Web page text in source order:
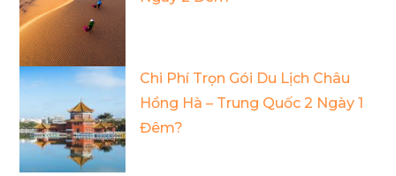
Chi Phí Trọn Gói Du Lịch Châu
Hồng Hà – Trung Quốc 2 Ngày 1
Đêm?